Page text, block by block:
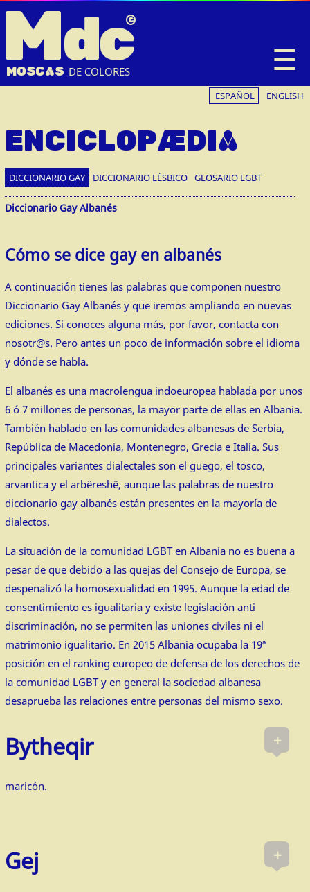
☰
Mdc
MOSCAS DE COLORES
ESPAÑOL ENGLISH
ENCICLOPÆDIA
DICCIONARIO GAY DICCIONARIO LÉSBICO GLOSARIO LGBT
Diccionario Gay Albanés
Cómo se dice gay en albanés
A continuación tienes las palabras que componen nuestro
Diccionario Gay Albanés y que iremos ampliando en nuevas
ediciones. Si conoces alguna más, por favor, contacta con
nosotr@s. Pero antes un poco de información sobre el idioma
y dónde se habla.
El albanés es una macrolengua indoeuropea hablada por unos
6 ó 7 millones de personas, la mayor parte de ellas en Albania.
También hablado en las comunidades albanesas de Serbia,
República de Macedonia, Montenegro, Grecia e Italia. Sus
principales variantes dialectales son el guego, el tosco,
arvantica y el arbëreshë, aunque las palabras de nuestro
diccionario gay albanés están presentes en la mayoría de
dialectos.
La situación de la comunidad LGBT en Albania no es buena a
pesar de que debido a las quejas del Consejo de Europa, se
despenalizó la homosexualidad en 1995. Aunque la edad de
consentimiento es igualitaria y existe legislación anti
discriminación, no se permiten las uniones civiles ni el
matrimonio igualitario. En 2015 Albania ocupaba la 19ª
posición en el ranking europeo de defensa de los derechos de
la comunidad LGBT y en general la sociedad albanesa
desaprueba las relaciones entre personas del mismo sexo.
+
Bytheqir
maricón.
+
Gej